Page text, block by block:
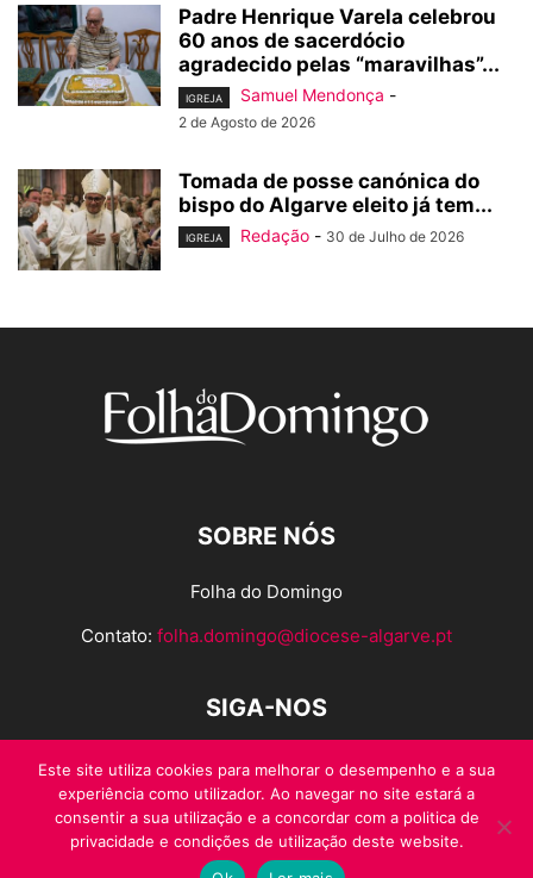
Padre Henrique Varela celebrou
60 anos de sacerdócio
agradecido pelas “maravilhas”...
IGREJA Samuel Mendonça -
2 de Agosto de 2026
Tomada de posse canónica do
bispo do Algarve eleito já tem...
IGREJA Redação - 30 de Julho de 2026
SOBRE NÓS
Folha do Domingo
Contato: folha.domingo@diocese-algarve.pt
SIGA-NOS
Este site utiliza cookies para melhorar o desempenho e a sua
experiência como utilizador. Ao navegar no site estará a
consentir a sua utilização e a concordar com a politica de
privacidade e condições de utilização deste website.